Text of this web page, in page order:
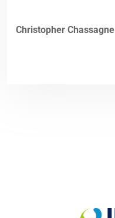
Christopher Chassagne